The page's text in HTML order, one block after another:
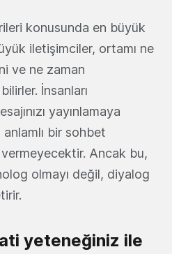
konusunda en büyük
iletişimciler, ortamı ne
ve ne zaman
İnsanları
yayınlamaya
bir sohbet
Ancak bu,
olmayı değil, diyalog
yeteneğiniz ile